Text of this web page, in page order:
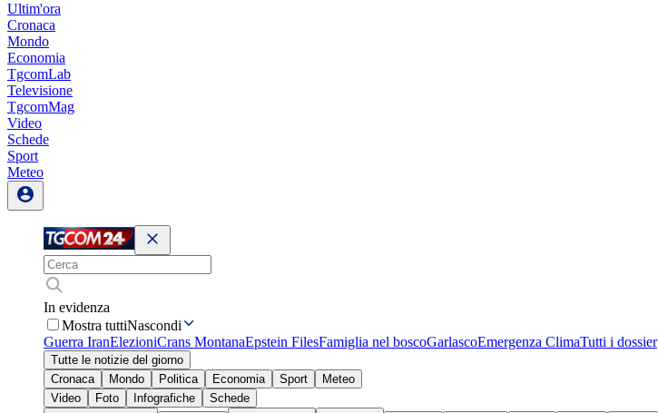
Ultim'ora
Cronaca
Mondo
Economia
TgcomLab
Televisione
TgcomMag
Video
Schede
Sport
Meteo
In evidenza
Mostra tuttiNascondi
Guerra IranElezioniCrans MontanaEpstein FilesFamiglia nel boscoGarlascoEmergenza ClimaTutti i dossier
Tutte le notizie del giorno
Cronaca
Mondo Politica Economia Sport
Meteo
Video
Foto Infografiche
Schede